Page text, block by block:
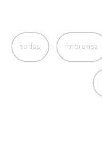
todas imprensa